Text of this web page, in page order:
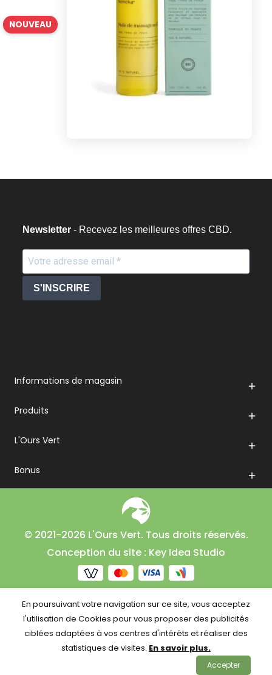
NOUVEAU
Newsletter - Recevez les meilleures offres CBD.
S'INSCRIRE
Informations de magasin 
Produits 
L'Ours Vert 
Bonus 
© 2021-2026 L'Ours Vert. Tous droits réservés.
Conception du site : Key Idea Studio
En poursuivant votre navigation sur ce site, vous acceptez
l'utilisation de Cookies pour vous proposer des publicités
ciblées adaptées à vos centres d'intérêts et réaliser des
statistiques de visites. En savoir plus.
Accepter